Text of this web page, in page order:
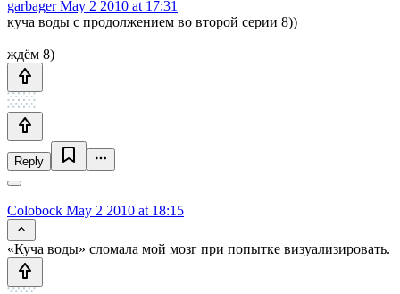
garbagerMay 2 2010 at 17:31
куча воды с продолжением во второй серии 8))
ждём 8)
Reply
Colobock May 2 2010 at 18:15
«Куча воды» сломала мой мозг при попытке визуализировать.